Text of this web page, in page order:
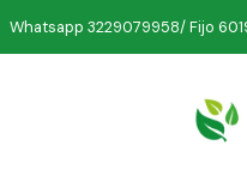
Whatsapp 3229079958/ Fijo
Inicio Comestibles Snacks